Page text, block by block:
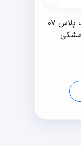
پولوشرت ورزشی مردانه تکنیک پلاس 07